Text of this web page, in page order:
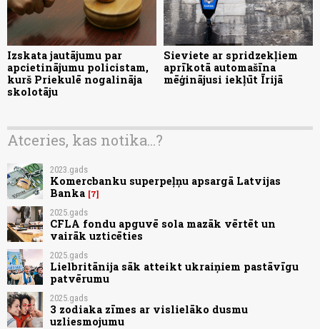
Izskata jautājumu par
apcietinājumu policistam,
kurš Priekulē nogalināja
skolotāju
Sieviete ar spridzekļiem
aprīkotā automašīna
mēģinājusi iekļūt Īrijā
Atceries, kas notika...?
2023.gads
Komercbanku superpeļņu apsargā Latvijas
Banka 7
2025.gads
CFLA fondu apguvē sola mazāk vērtēt un
vairāk uzticēties
2025.gads
Lielbritānija sāk atteikt ukraiņiem pastāvīgu
patvērumu
2025.gads
3 zodiaka zīmes ar vislielāko dusmu
uzliesmojumu